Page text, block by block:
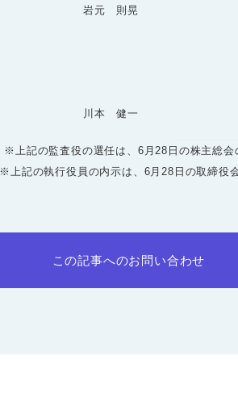
岩元 則晃
川本 健一
※上記の監査役の選任は、6月28日の株主総会
※上記の執行役員の内示は、6月28日の取締役
この記事へのお問い合わせ